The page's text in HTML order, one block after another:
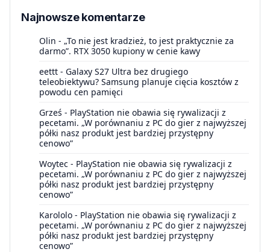
Najnowsze komentarze
Olin - „To nie jest kradzież, to jest praktycznie za
darmo”. RTX 3050 kupiony w cenie kawy
eettt - Galaxy S27 Ultra bez drugiego
teleobiektywu? Samsung planuje cięcia kosztów z
powodu cen pamięci
Grześ - PlayStation nie obawia się rywalizacji z
pecetami. „W porównaniu z PC do gier z najwyższej
półki nasz produkt jest bardziej przystępny
cenowo”
Woytec - PlayStation nie obawia się rywalizacji z
pecetami. „W porównaniu z PC do gier z najwyższej
półki nasz produkt jest bardziej przystępny
cenowo”
Karololo - PlayStation nie obawia się rywalizacji z
pecetami. „W porównaniu z PC do gier z najwyższej
półki nasz produkt jest bardziej przystępny
cenowo”